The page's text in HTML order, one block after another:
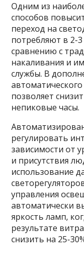
Одним из
способов
переход на
потребляют в 2-
сравнению с
накаливания и
службы. В
позволяет
непиковые часы.
регулировать
зависимости от
и присутствия
использование
управления
автоматически
яркость ламп,
результате
снизить на 25-